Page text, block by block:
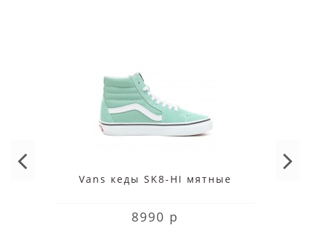
Vans кеды SK8-HI мятные
8990 р